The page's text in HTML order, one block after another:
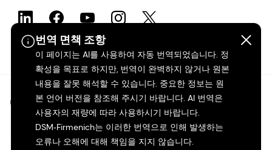
번역 면책 조항
이 페이지는 AI를 사용하여 자동 번역되었습니다. 정
확성을 목표로 하지만, 번역이 완벽하지 않거나 원본
내용을 잘못 해석할 수 있습니다. 중요한 정보는 원
본 언어 버전을 참조해 주시기 바랍니다. AI 번역은
사용자의 재량에 따라 사용하시기 바랍니다.
DSM‑Firmenich는 이러한 번역으로 인해 발생하는
오류나 오해에 대해 책임을 지지 않습니다.
©2026 dsm-firmenich. 모든 권리 보유.
개인정보 보호 고지